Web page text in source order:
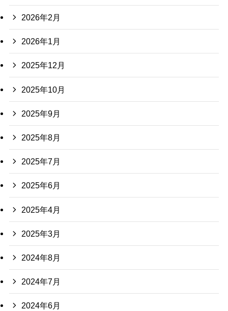
2026年2月
2026年1月
2025年12月
2025年10月
2025年9月
2025年8月
2025年7月
2025年6月
2025年4月
2025年3月
2024年8月
2024年7月
2024年6月